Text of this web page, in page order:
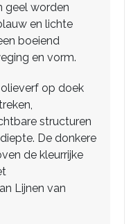
geel worden
en lichte
boeiend
en vorm.
op doek
structuren
De donkere
de kleurrijke
Lijnen van